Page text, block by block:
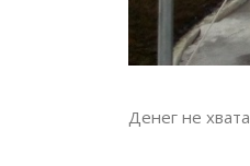
Денег не